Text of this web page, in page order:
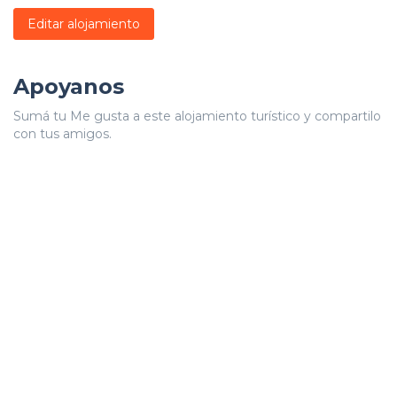
Editar alojamiento
Apoyanos
Sumá tu Me gusta a este alojamiento turístico y compartilo
con tus amigos.